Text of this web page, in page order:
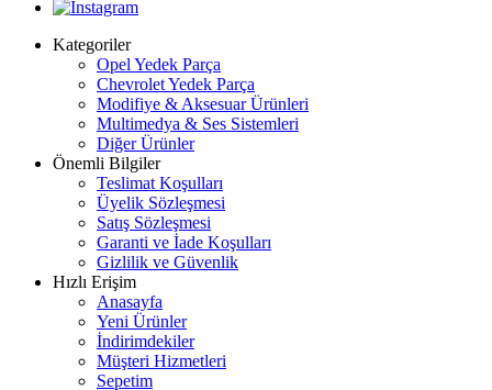
Kategoriler
Opel Yedek Parça
Chevrolet Yedek Parça
Modifiye & Aksesuar Ürünleri
Multimedya & Ses Sistemleri
Diğer Ürünler
Önemli Bilgiler
Teslimat Koşulları
Üyelik Sözleşmesi
Satış Sözleşmesi
Garanti ve İade Koşulları
Gizlilik ve Güvenlik
Hızlı Erişim
Anasayfa
Yeni Ürünler
İndirimdekiler
Müşteri Hizmetleri
Sepetim